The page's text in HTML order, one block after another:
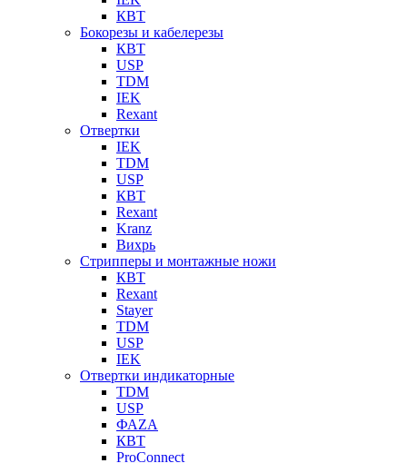
КВТ
Бокорезы и кабелерезы
КВТ
USP
TDM
IEK
Rexant
Отвертки
IEK
TDM
USP
КВТ
Rexant
Kranz
Вихрь
Стрипперы и монтажные ножи
КВТ
Rexant
Stayer
TDM
USP
IEK
Отвертки индикаторные
TDM
USP
ФАZА
КВТ
ProConnect